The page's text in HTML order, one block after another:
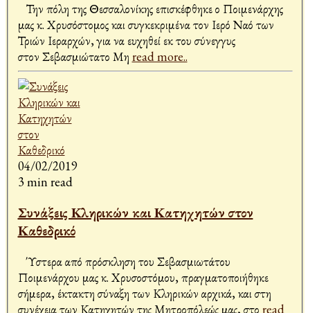
Την πόλη της Θεσσαλονίκης επισκέφθηκε ο Ποιμενάρχης
μας κ. Χρυσόστομος και συγκεκριμένα τον Ιερό Ναό των
Τριών Ιεραρχών, για να ευχηθεί εκ του σύνεγγυς
στον Σεβασμιώτατο Μη read more..
04/02/2019
3 min read
Συνάξεις Κληρικών και Κατηχητών στον
Καθεδρικό
Ύστερα από πρόσκληση του Σεβασμιωτάτου
Ποιμενάρχου μας κ. Χρυσοστόμου, πραγματοποιήθηκε
σήμερα, έκτακτη σύναξη των Κληρικών αρχικά, και στη
συνέχεια των Κατηχητών της Μητροπόλεώς μας, στο read